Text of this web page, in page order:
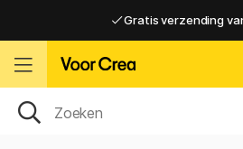
Gratis verzending
Gratis verzending